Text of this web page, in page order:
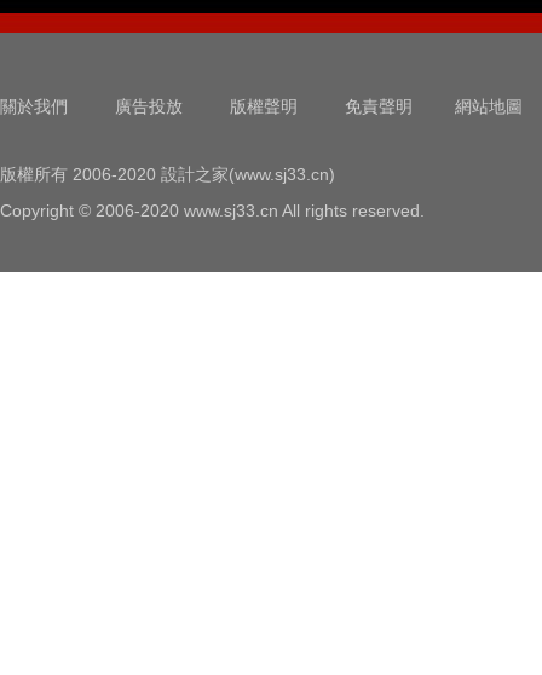
關於我們 廣告投放 版權聲明 免責聲明 網站地圖
版權所有 2006-2020 設計之家(www.sj33.cn)
Copyright © 2006-2020 www.sj33.cn All rights reserved.